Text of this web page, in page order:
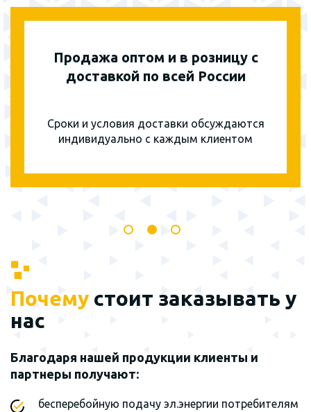
Продажа оптом и в розницу с
доставкой по всей России
Сроки и условия доставки обсуждаются
индивидуально с каждым клиентом
Почему стоит заказывать у
нас
Благодаря нашей продукции клиенты и
партнеры получают:
бесперебойную подачу эл.энергии потребителям